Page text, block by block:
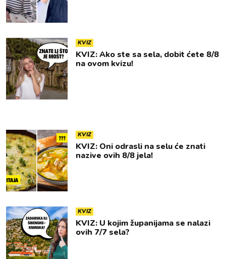
KVIZ
KVIZ: Ako ste sa sela, dobit ćete 8/8
na ovom kvizu!
KVIZ
KVIZ: Oni odrasli na selu će znati
nazive ovih 8/8 jela!
KVIZ
KVIZ: U kojim županijama se nalazi
ovih 7/7 sela?